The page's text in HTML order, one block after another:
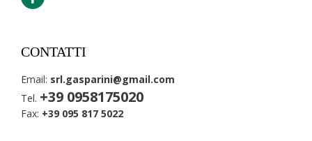
CONTATTI
Email: srl.gasparini@gmail.com
Tel. +39 0958175020
Fax: +39 095 817 5022